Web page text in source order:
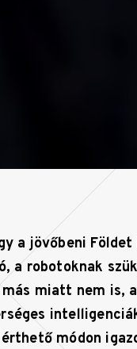
a jövőbeni
a robotoknak
miatt nem is,
módon